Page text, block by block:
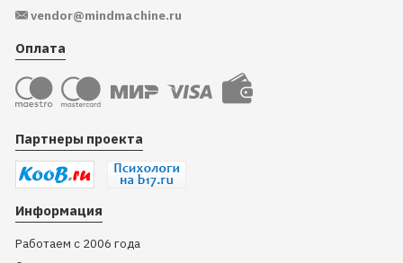
vendor@mindmachine.ru
Оплата
Партнеры проекта
Информация
Работаем с 2006 года